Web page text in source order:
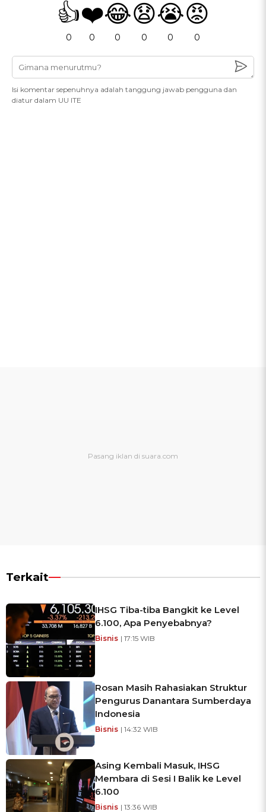
👍
0
❤️
0
😂
0
😧
0
😭
0
😡
0
Isi komentar sepenuhnya adalah tanggung jawab pengguna dan
diatur dalam UU ITE
Terkait
IHSG Tiba-tiba Bangkit ke Level
6.100, Apa Penyebabnya?
Bisnis | 17:15 WIB
Rosan Masih Rahasiakan Struktur
Pengurus Danantara Sumberdaya
Indonesia
Bisnis | 14:32 WIB
Asing Kembali Masuk, IHSG
Membara di Sesi I Balik ke Level
6.100
Bisnis | 13:36 WIB